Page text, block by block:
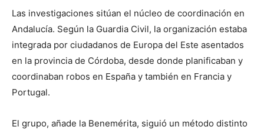
Las investigaciones sitúan el núcleo de coordinación en
Andalucía. Según la Guardia Civil, la organización estaba
integrada por ciudadanos de Europa del Este asentados
en la provincia de Córdoba, desde donde planificaban y
coordinaban robos en España y también en Francia y
Portugal.
El grupo, añade la Benemérita, siguió un método distinto